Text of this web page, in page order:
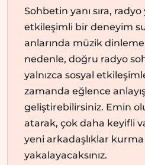
Sohbetin yanı sıra, radyo
etkileşimli bir deneyim
anlarında müzik
nedenle, doğru radyo
yalnızca sosyal
zamanda eğlence
geliştirebilirsiniz. Emin
atarak, çok daha keyifli
yeni arkadaşlıklar kurma
yakalayacaksınız.